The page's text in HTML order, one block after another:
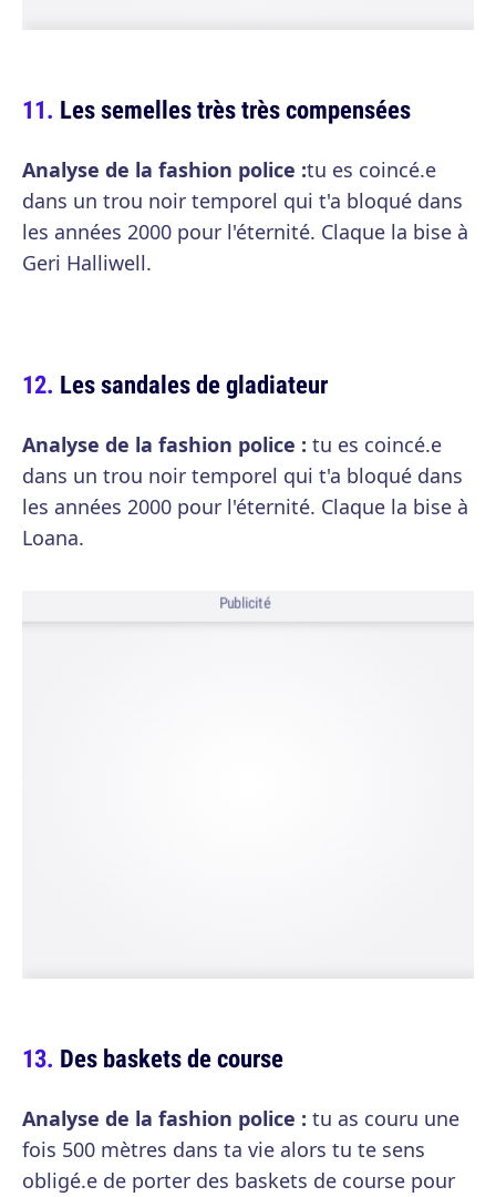
Les semelles très très compensées
Analyse de la fashion police :tu es coincé.e
dans un trou noir temporel qui t'a bloqué dans
les années 2000 pour l'éternité. Claque la bise à
Geri Halliwell.
Les sandales de gladiateur
Analyse de la fashion police : tu es coincé.e
dans un trou noir temporel qui t'a bloqué dans
les années 2000 pour l'éternité. Claque la bise à
Loana.
Publicité
Des baskets de course
Analyse de la fashion police : tu as couru une
fois 500 mètres dans ta vie alors tu te sens
obligé.e de porter des baskets de course pour